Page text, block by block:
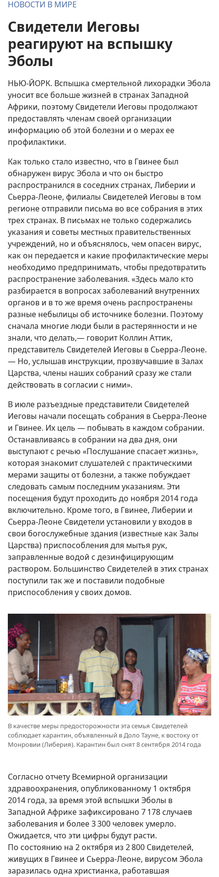
НОВОСТИ В МИРЕ
Свидетели Иеговы
реагируют на вспышку
Эболы
НЬЮ-ЙОРК. Вспышка смертельной лихорадки Эбола
уносит все больше жизней в странах Западной
Африки, поэтому Свидетели Иеговы продолжают
предоставлять членам своей организации
информацию об этой болезни и о мерах ее
профилактики.
Как только стало известно, что в Гвинее был
обнаружен вирус Эбола и что он быстро
распространился в соседних странах, Либерии и
Сьерра-Леоне, филиалы Свидетелей Иеговы в том
регионе отправили письма во все собрания в этих
трех странах. В письмах не только содержались
указания и советы местных правительственных
учреждений, но и объяснялось, чем опасен вирус,
как он передается и какие профилактические меры
необходимо предпринимать, чтобы предотвратить
распространение заболевания. «Здесь мало кто
разбирается в вопросах заболеваний внутренних
органов и в то же время очень распространены
разные небылицы об источнике болезни. Поэтому
сначала многие люди были в растерянности и не
знали, что делать,— говорит Коллин Аттик,
представитель Свидетелей Иеговы в Сьерра-Леоне.
— Но, услышав инструкции, прозвучавшие в Залах
Царства, члены наших собраний сразу же стали
действовать в согласии с ними».
В июле разъездные представители Свидетелей
Иеговы начали посещать собрания в Сьерра-Леоне
и Гвинее. Их цель — побывать в каждом собрании.
Останавливаясь в собрании на два дня, они
выступают с речью «Послушание спасает жизнь»,
которая знакомит слушателей с практическими
мерами защиты от болезни, а также побуждает
следовать самым последним указаниям. Эти
посещения будут проходить до ноября 2014 года
включительно. Кроме того, в Гвинее, Либерии и
Сьерра-Леоне Свидетели установили у входов в
свои богослужебные здания (известные как Залы
Царства) приспособления для мытья рук,
заправленные водой с дезинфицирующим
раствором. Большинство Свидетелей в этих странах
поступили так же и поставили подобные
приспособления у своих домов.
В качестве меры предосторожности эта семья Свидетелей
соблюдает карантин, объявленный в Доло Тауне, к востоку от
Монровии (Либерия). Карантин был снят 8 сентября 2014 года
Согласно отчету Всемирной организации
здравоохранения, опубликованному 1 октября
2014 года, за время этой вспышки Эболы в
Западной Африке зафиксировано 7 178 случаев
заболевания и более 3 300 человек умерло.
Ожидается, что эти цифры будут расти.
По состоянию на 2 октября из 2 800 Свидетелей,
живущих в Гвинее и Сьерра-Леоне, вирусом Эбола
заразилась одна христианка, работавшая